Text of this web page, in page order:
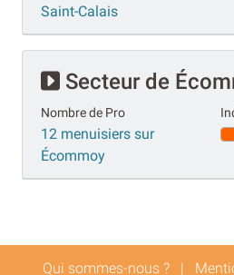
Saint-Calais
Secteur de
Nombre de Pro
12 menuisiers sur
Écommoy
Qui sommes-nous ? |